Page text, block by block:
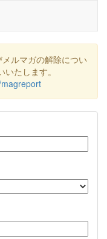
ルマガの解除につい
たします。